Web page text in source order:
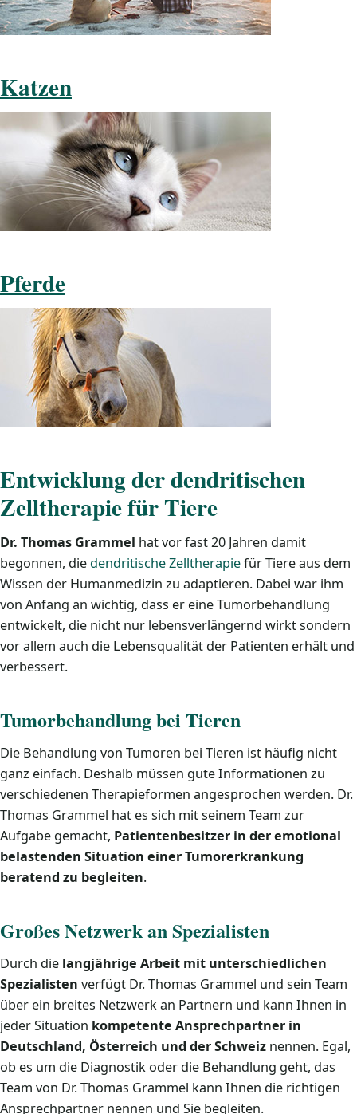
Katzen
Pferde
Entwicklung der dendritischen
Zelltherapie für Tiere
Dr. Thomas Grammel hat vor fast 20 Jahren damit
begonnen, diedendritische Zelltherapiefür Tiere aus dem
Wissen der Humanmedizin zu adaptieren. Dabei war ihm
von Anfang an wichtig, dass er eine Tumorbehandlung
entwickelt, die nicht nur lebensverlängernd wirkt sondern
vor allem auch die Lebensqualität der Patienten erhält und
verbessert.
Tumorbehandlung bei Tieren
Die Behandlung von Tumoren bei Tieren ist häufig nicht
ganz einfach. Deshalb müssen gute Informationen zu
verschiedenen Therapieformen angesprochen werden. Dr.
Thomas Grammel hat es sich mit seinem Team zur
Aufgabe gemacht, Patientenbesitzer in der emotional
belastenden Situation einer Tumorerkrankung
beratend zu begleiten.
Großes Netzwerk an Spezialisten
Durch die langjährige Arbeit mit unterschiedlichen
Spezialisten verfügt Dr. Thomas Grammel und sein Team
über ein breites Netzwerk an Partnern und kann Ihnen in
jeder Situation kompetente Ansprechpartner in
Deutschland, Österreich und der Schweiz nennen. Egal,
ob es um die Diagnostik oder die Behandlung geht, das
Team von Dr. Thomas Grammel kann Ihnen die richtigen
Ansprechpartner nennen und Sie begleiten.